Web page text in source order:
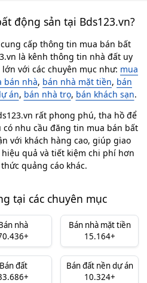
động sản tại Bds123.vn?
cấp thông tin mua bán bất
là kênh thông tin nhà đất uy
với các chuyên mục như: mua
bán nhà, bán nhà mặt tiền, bán
án, bán nhà trọ, bán khách sạn.
rất phong phú, tha hồ để
nhu cầu đăng tin mua bán bất
với khách hàng cao, giúp giao
quả và tiết kiệm chi phí hơn
quảng cáo khác.
tại các chuyên mục
nhà
Bán nhà mặt tiền
15.164+
Bán đất
Bán đất nền dự án
10.324+